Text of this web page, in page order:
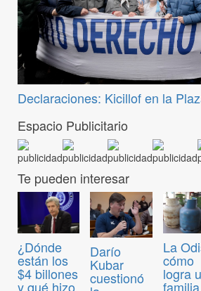
Declaraciones: Kicillof en la
Espacio Publicitario
Te pueden interesar
¿Dónde
están los
$4 billones
y qué hizo
Darío
Kubar
cuestionó
La
cómo
logra
familia